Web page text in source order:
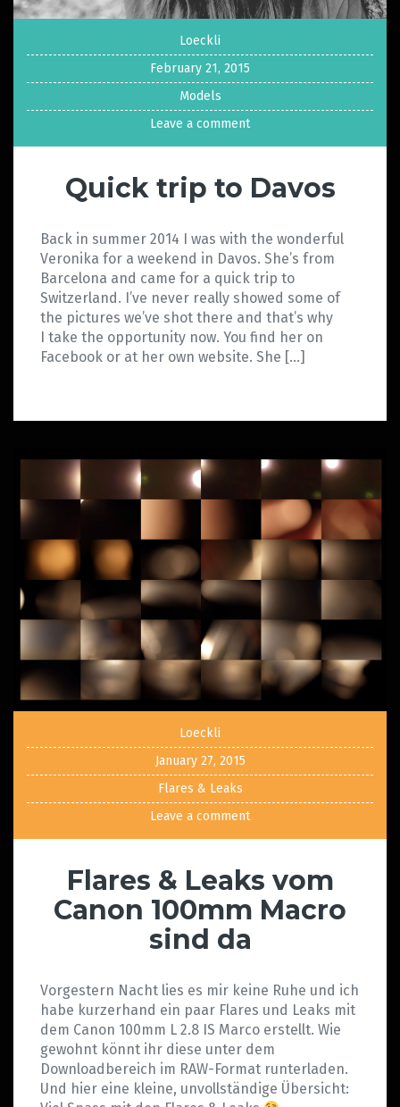
Loeckli
February 21, 2015
Models
Leave a comment
Quick trip to Davos
Back in summer 2014 I was with the wonderful
Veronika for a weekend in Davos. She’s from
Barcelona and came for a quick trip to
Switzerland. I’ve never really showed some of
the pictures we’ve shot there and that’s why
I take the opportunity now. You find her on
Facebook or at her own website. She […]
Loeckli
January 27, 2015
Flares & Leaks
Leave a comment
Flares & Leaks vom
Canon 100mm Macro
sind da
Vorgestern Nacht lies es mir keine Ruhe und ich
habe kurzerhand ein paar Flares und Leaks mit
dem Canon 100mm L 2.8 IS Marco erstellt. Wie
gewohnt könnt ihr diese unter dem
Downloadbereich im RAW-Format runterladen.
Und hier eine kleine, unvollständige Übersicht: